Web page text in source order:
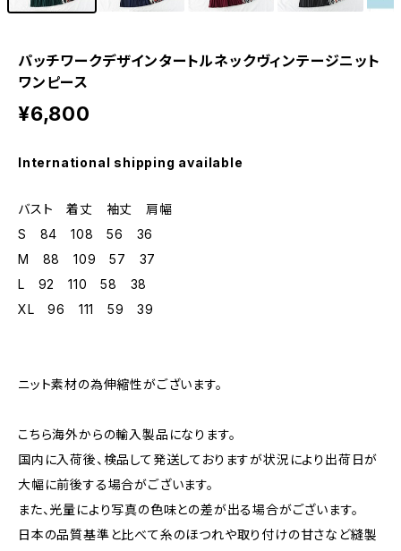
パッチワークデザインタートルネックヴィンテージニット
ワンピース
¥6,800
International shipping available
バスト 着丈 袖丈 肩幅
S 84 108 56 36
M 88 109 57 37
L 92 110 58 38
XL 96 111 59 39
ニット素材の為伸縮性がございます。
こちら海外からの輸入製品になります。
国内に入荷後、検品して発送しておりますが状況により出荷日が
大幅に前後する場合がございます。
また、光量により写真の色味との差が出る場合がございます。
日本の品質基準と比べて糸のほつれや取り付けの甘さなど縫製